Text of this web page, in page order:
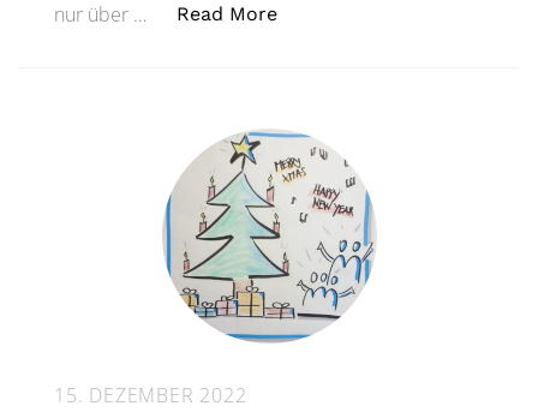
nur über …
Read More„Dies ist ein gutes Buch
15. DEZEMBER 2022